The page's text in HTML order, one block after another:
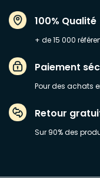
100% Qualité
+ de 15 000
Paiement
Pour des achats
Retour
Sur 90% des